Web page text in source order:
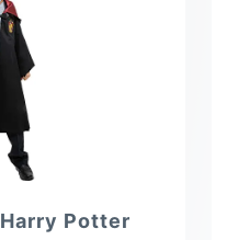
Potter